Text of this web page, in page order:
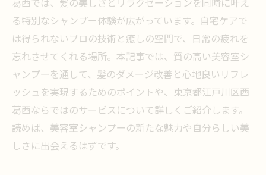
る特別なシャンプー体験が広がっています。自宅ケアで
は得られないプロの技術と癒しの空間で、日常の疲れを
忘れさせてくれる場所。本記事では、質の高い美容室シ
ャンプーを通して、髪のダメージ改善と心地良いリフレ
ッシュを実現するためのポイントや、東京都江戸川区西
葛西ならではのサービスについて詳しくご紹介します。
読めば、美容室シャンプーの新たな魅力や自分らしい美
しさに出会えるはずです。